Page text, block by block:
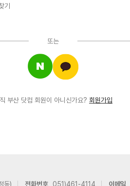
기
또는
부산 닷컴 회원이 아니신가요? 회원가입
동) 전화번호 051)461-4114 이메일